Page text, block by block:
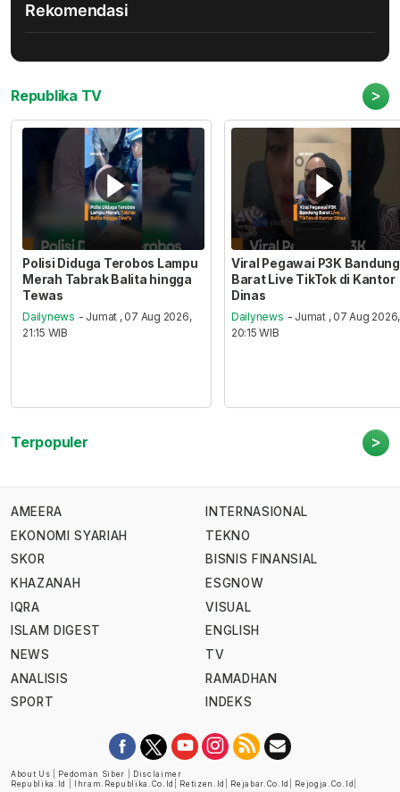
Rekomendasi
Republika TV >
Polisi Diduga Terobos Lampu
Merah Tabrak Balita hingga
Tewas
Dailynews - Jumat , 07 Aug 2026,
21:15 WIB
Viral Pegawai P3K Bandung
Barat Live TikTok di Kantor
Dinas
Dailynews - Jumat , 07 Aug 2026,
20:15 WIB
Terpopuler >
AMEERA
EKONOMI SYARIAH
SKOR
KHAZANAH
IQRA
ISLAM DIGEST
NEWS
ANALISIS
SPORT
INTERNASIONAL
TEKNO
BISNIS FINANSIAL
ESGNOW
VISUAL
ENGLISH
TV
RAMADHAN
INDEKS
About Us Pedoman Siber
Disclaimer
Republika.id
Ihram.republika.co.id Retizen.id Rejabar.co.id Rejogja.co.id